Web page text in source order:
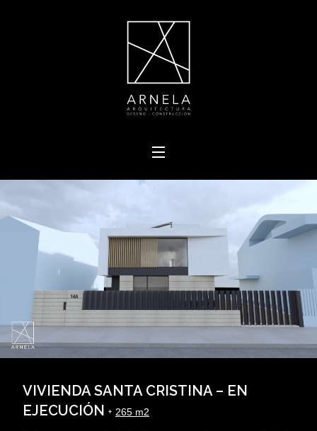
VIVIENDA SANTA CRISTINA – EN
EJECUCIÓN + 265 m2